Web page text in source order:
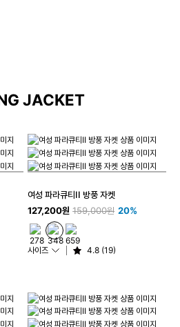
JACKET
여성 파라큐티II 방풍 자켓
127,200원 159,000원 20%
사이즈 4.8 (19)